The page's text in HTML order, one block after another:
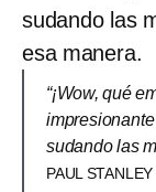
sudando las
esa manera.
“¡Wow, qué
sudando las
PAUL STANLEY